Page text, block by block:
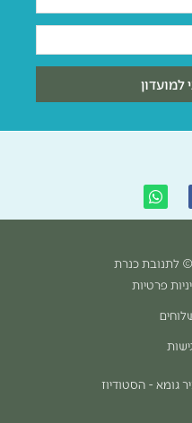
למועדון
W
h
a
a
p
© לתנובת כנרת
פרטיות
גומא - הסטודיוז